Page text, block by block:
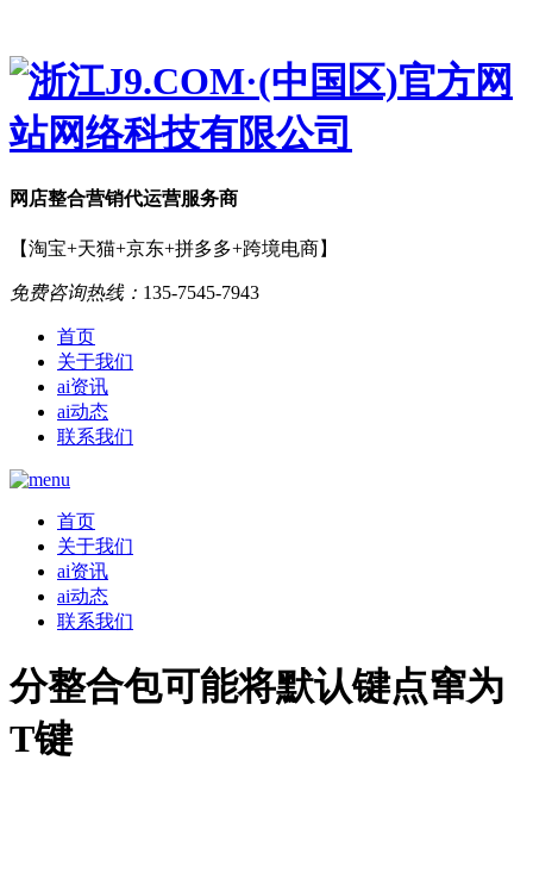
网店整合营销代运营服务商
【淘宝+天猫+京东+拼多多+跨境电商】
免费咨询热线： 135-7545-7943
首页
关于我们
ai资讯
ai动态
联系我们
首页
关于我们
ai资讯
ai动态
联系我们
分整合包可能将默认键点窜为
T键